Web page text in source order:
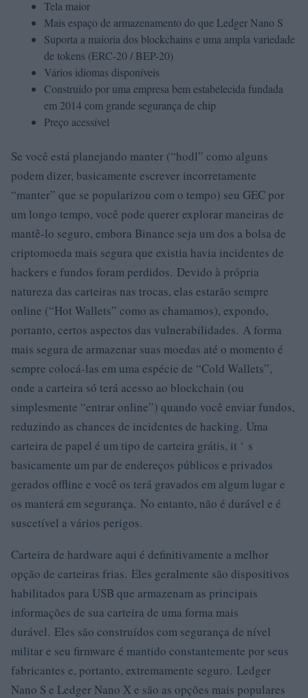
Tela maior
Mais espaço de armazenamento do que Ledger Nano S
Suporta a maioria dos blockchains e uma ampla variedade
de tokens (ERC-20 / BEP-20)
Vários idiomas disponíveis
Construído por uma empresa bem estabelecida fundada
em 2014 com grande segurança de chip
Preço acessível
Se você está planejando manter (“hodl” como alguns
podem dizer, basicamente escrever incorretamente
“manter” que se popularizou com o tempo) seu GEC por
um longo tempo, você pode querer explorar maneiras de
mantê-lo seguro, embora Binance seja um dos a bolsa de
criptomoeda mais segura que existia havia incidentes de
hackers e fundos foram perdidos. Devido à própria
natureza das carteiras nas trocas, elas estarão sempre
online (“Hot Wallets” como as chamamos), expondo,
portanto, certos aspectos das vulnerabilidades. A forma
mais segura de armazenar suas moedas até o momento é
sempre colocá-las em uma espécie de “Cold Wallets”,
onde a carteira só terá acesso ao blockchain (ou
simplesmente “entrar online”) quando você enviar fundos,
reduzindo as chances de incidentes de hacking. Uma
carteira de papel é um tipo de carteira grátis, it ‘ s
basicamente um par de endereços públicos e privados
gerados offline e você os terá gravados em algum lugar e
os manterá em segurança. No entanto, não é durável e é
suscetível a vários perigos.
Carteira de hardware aqui é definitivamente a melhor
opção de carteiras frias. Eles geralmente são dispositivos
habilitados para USB que armazenam as principais
informações de sua carteira de uma forma mais
durável. Eles são construídos com segurança de nível
militar e seu firmware é mantido constantemente por seus
fabricantes e, portanto, extremamente seguro. Ledger
Nano S e Ledger Nano X e são as opções mais populares